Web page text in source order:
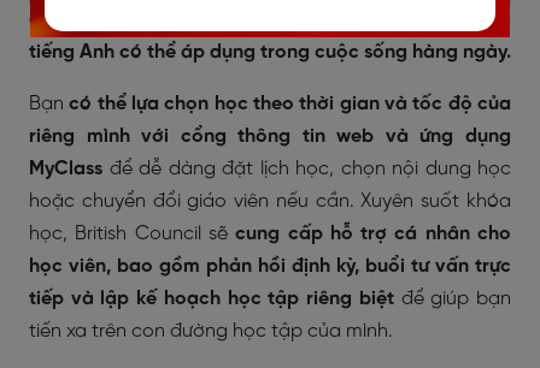
giáo viên và học viên nhằm phát triển các kỹ năng
tiếng Anh có thể áp dụng trong cuộc sống hàng ngày.
Bạncó thể lựa chọn học theo thời gian và tốc độ của
riêng mình với cổng thông tin web và ứng dụng
MyClass để dễ dàng đặt lịch học, chọn nội dung học
hoặc chuyển đổi giáo viên nếu cần. Xuyên suốt khóa
học, British Council sẽcung cấp hỗ trợ cá nhân cho
học viên, bao gồm phản hồi định kỳ, buổi tư vấn trực
tiếp và lập kế hoạch học tập riêng biệtđể giúp bạn
tiến xa trên con đường học tập của mình.